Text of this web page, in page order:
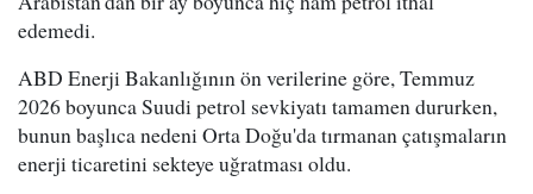
edemedi.
ABD Enerji Bakanlığının ön verilerine göre, Temmuz
2026 boyunca Suudi petrol sevkiyatı tamamen dururken,
bunun başlıca nedeni Orta Doğu'da tırmanan çatışmaların
enerji ticaretini sekteye uğratması oldu.